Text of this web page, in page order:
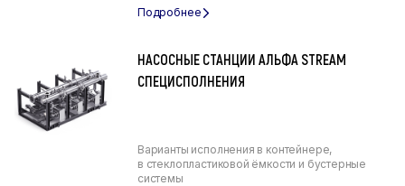
НАСОСНЫЕ СТАНЦИИ АЛЬФА STREAM
СПЕЦИСПОЛНЕНИЯ
Варианты исполнения в контейнере,
в стеклопластиковой ёмкости и бустерные
системы